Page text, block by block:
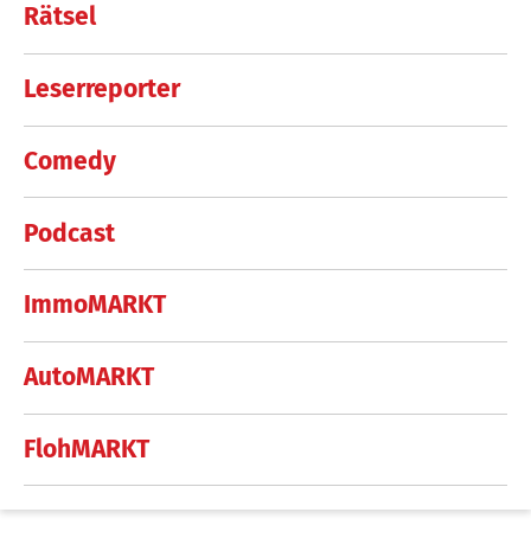
Rätsel
Leserreporter
Comedy
Podcast
ImmoMARKT
AutoMARKT
FlohMARKT